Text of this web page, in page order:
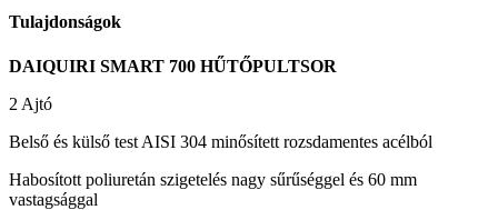
Tulajdonságok
DAIQUIRI SMART 700 HŰTŐPULTSOR
2 Ajtó
Belső és külső test AISI 304 minősített rozsdamentes acélból
Habosított poliuretán szigetelés nagy sűrűséggel és 60 mm
vastagsággal